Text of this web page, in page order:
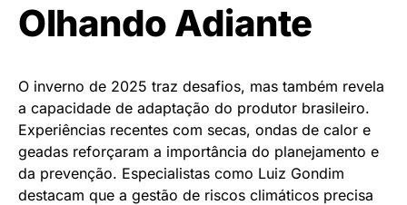
Olhando Adiante
O inverno de 2025 traz desafios, mas também revela
a capacidade de adaptação do produtor brasileiro.
Experiências recentes com secas, ondas de calor e
geadas reforçaram a importância do planejamento e
da prevenção. Especialistas como Luiz Gondim
destacam que a gestão de riscos climáticos precisa